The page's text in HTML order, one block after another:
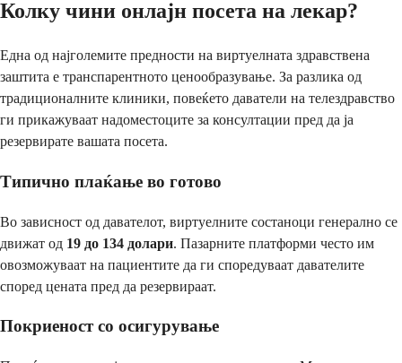
Колку чини онлајн посета на лекар?
Една од најголемите предности на виртуелната здравствена
заштита е транспарентното ценообразување. За разлика од
традиционалните клиники, повеќето даватели на телездравство
ги прикажуваат надоместоците за консултации пред да ја
резервирате вашата посета.
Типично плаќање во готово
Во зависност од давателот, виртуелните состаноци генерално се
движат од 19 до 134 долари. Пазарните платформи често им
овозможуваат на пациентите да ги споредуваат давателите
според цената пред да резервираат.
Покриеност со осигурување